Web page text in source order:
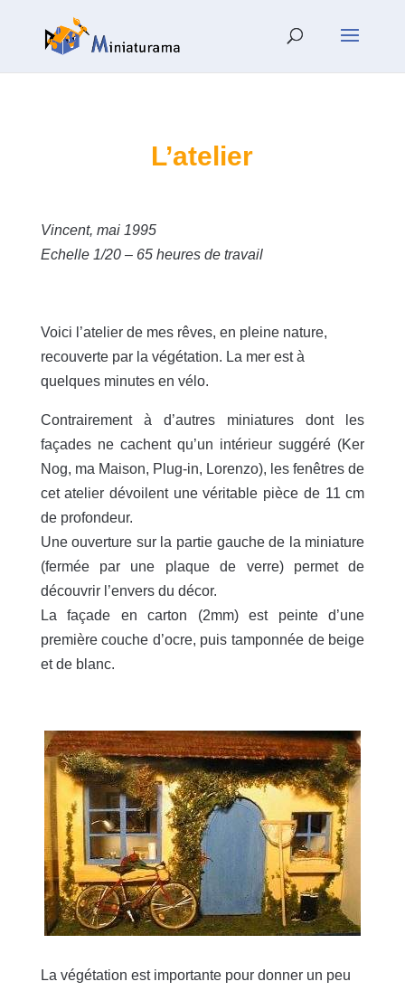
L’atelier
Vincent, mai 1995
Echelle 1/20 – 65 heures de travail
Voici l’atelier de mes rêves, en pleine nature,
recouverte par la végétation. La mer est à
quelques minutes en vélo.
Contrairement à d’autres miniatures dont les
façades ne cachent qu’un intérieur suggéré (Ker
Nog, ma Maison, Plug-in, Lorenzo), les fenêtres de
cet atelier dévoilent une véritable pièce de 11 cm
de profondeur.
Une ouverture sur la partie gauche de la miniature
(fermée par une plaque de verre) permet de
découvrir l’envers du décor.
La façade en carton (2mm) est peinte d’une
première couche d’ocre, puis tamponnée de beige
et de blanc.
La végétation est importante pour donner un peu